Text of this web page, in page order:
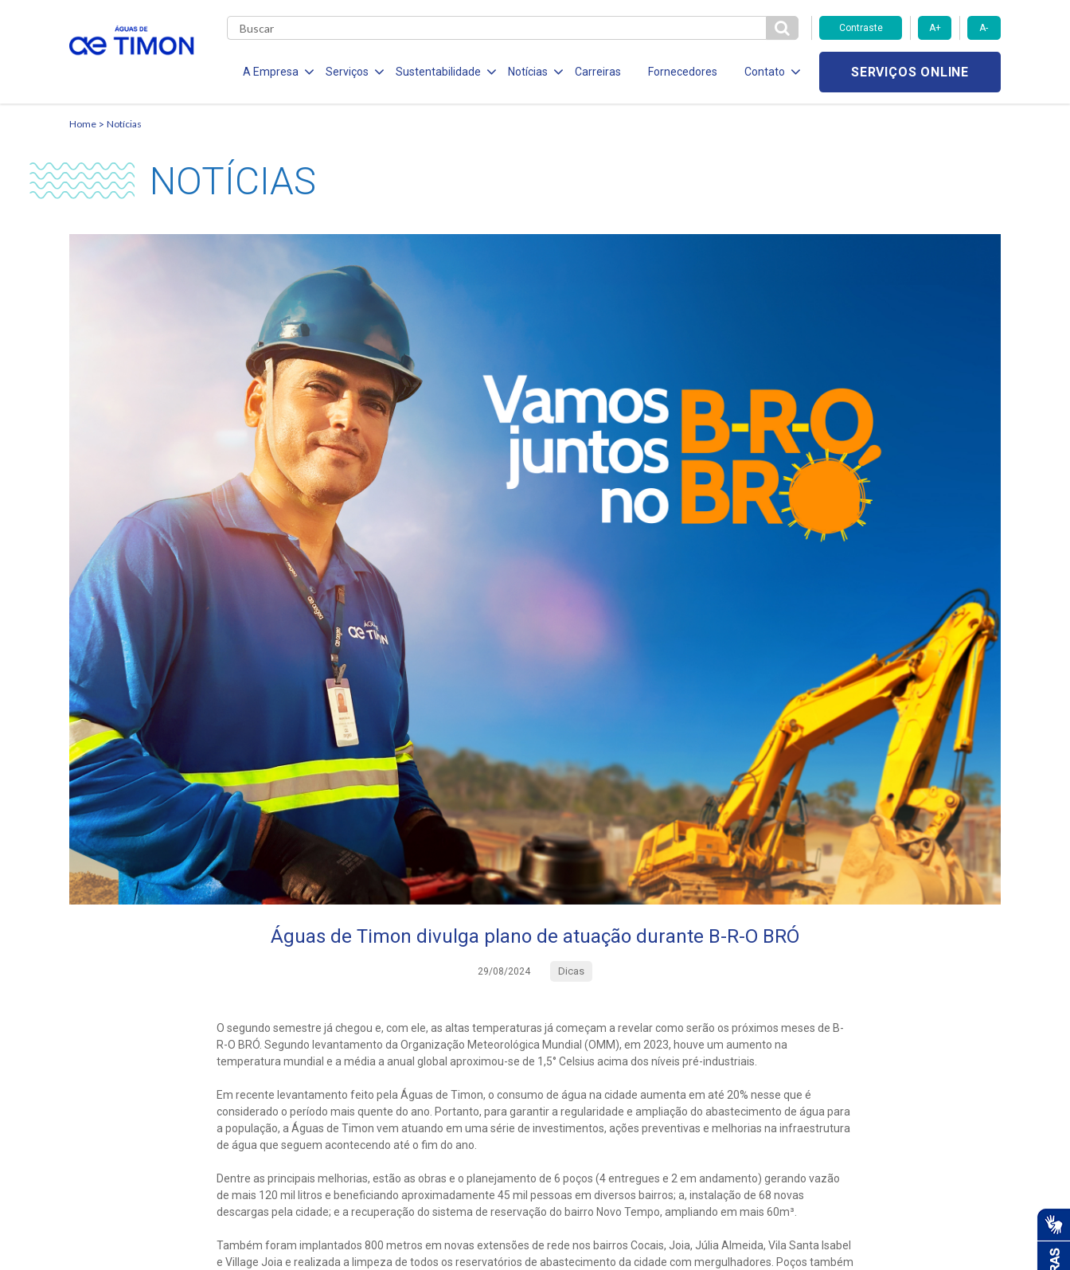
Contraste A+ A-
A Empresa Serviços Sustentabilidade Notícias Carreiras Fornecedores Contato SERVIÇOS ONLINE
Home Notícias
NOTÍCIAS
Águas de Timon divulga plano de atuação durante B-R-O BRÓ
29/08/2024 Dicas
O segundo semestre já chegou e, com ele, as altas temperaturas já começam a revelar como serão os próximos meses de B-
R-O BRÓ. Segundo levantamento da Organização Meteorológica Mundial (OMM), em 2023, houve um aumento na
temperatura mundial e a média a anual global aproximou-se de 1,5° Celsius acima dos níveis pré-industriais.
Em recente levantamento feito pela Águas de Timon, o consumo de água na cidade aumenta em até 20% nesse que é
considerado o período mais quente do ano. Portanto, para garantir a regularidade e ampliação do abastecimento de água para
a população, a Águas de Timon vem atuando em uma série de investimentos, ações preventivas e melhorias na infraestrutura
de água que seguem acontecendo até o fim do ano.
Dentre as principais melhorias, estão as obras e o planejamento de 6 poços (4 entregues e 2 em andamento) gerando vazão
de mais 120 mil litros e beneficiando aproximadamente 45 mil pessoas em diversos bairros; a, instalação de 68 novas
descargas pela cidade; e a recuperação do sistema de reservação do bairro Novo Tempo, ampliando em mais 60m³.
Também foram implantados 800 metros em novas extensões de rede nos bairros Cocais, Joia, Júlia Almeida, Vila Santa Isabel
e Village Joia e realizada a limpeza de todos os reservatórios de abastecimento da cidade com mergulhadores. Poços também